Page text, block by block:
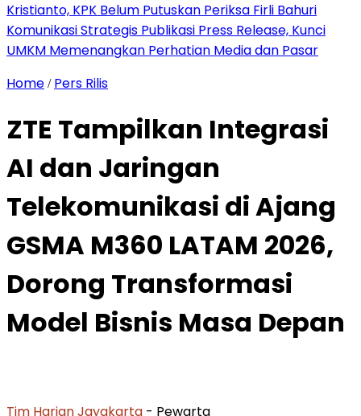
Kristianto, KPK Belum Putuskan Periksa Firli Bahuri
Komunikasi Strategis Publikasi Press Release, Kunci
UMKM Memenangkan Perhatian Media dan Pasar
Home / Pers Rilis
ZTE Tampilkan Integrasi
AI dan Jaringan
Telekomunikasi di Ajang
GSMA M360 LATAM 2026,
Dorong Transformasi
Model Bisnis Masa Depan
Tim Harian Jayakarta - Pewarta